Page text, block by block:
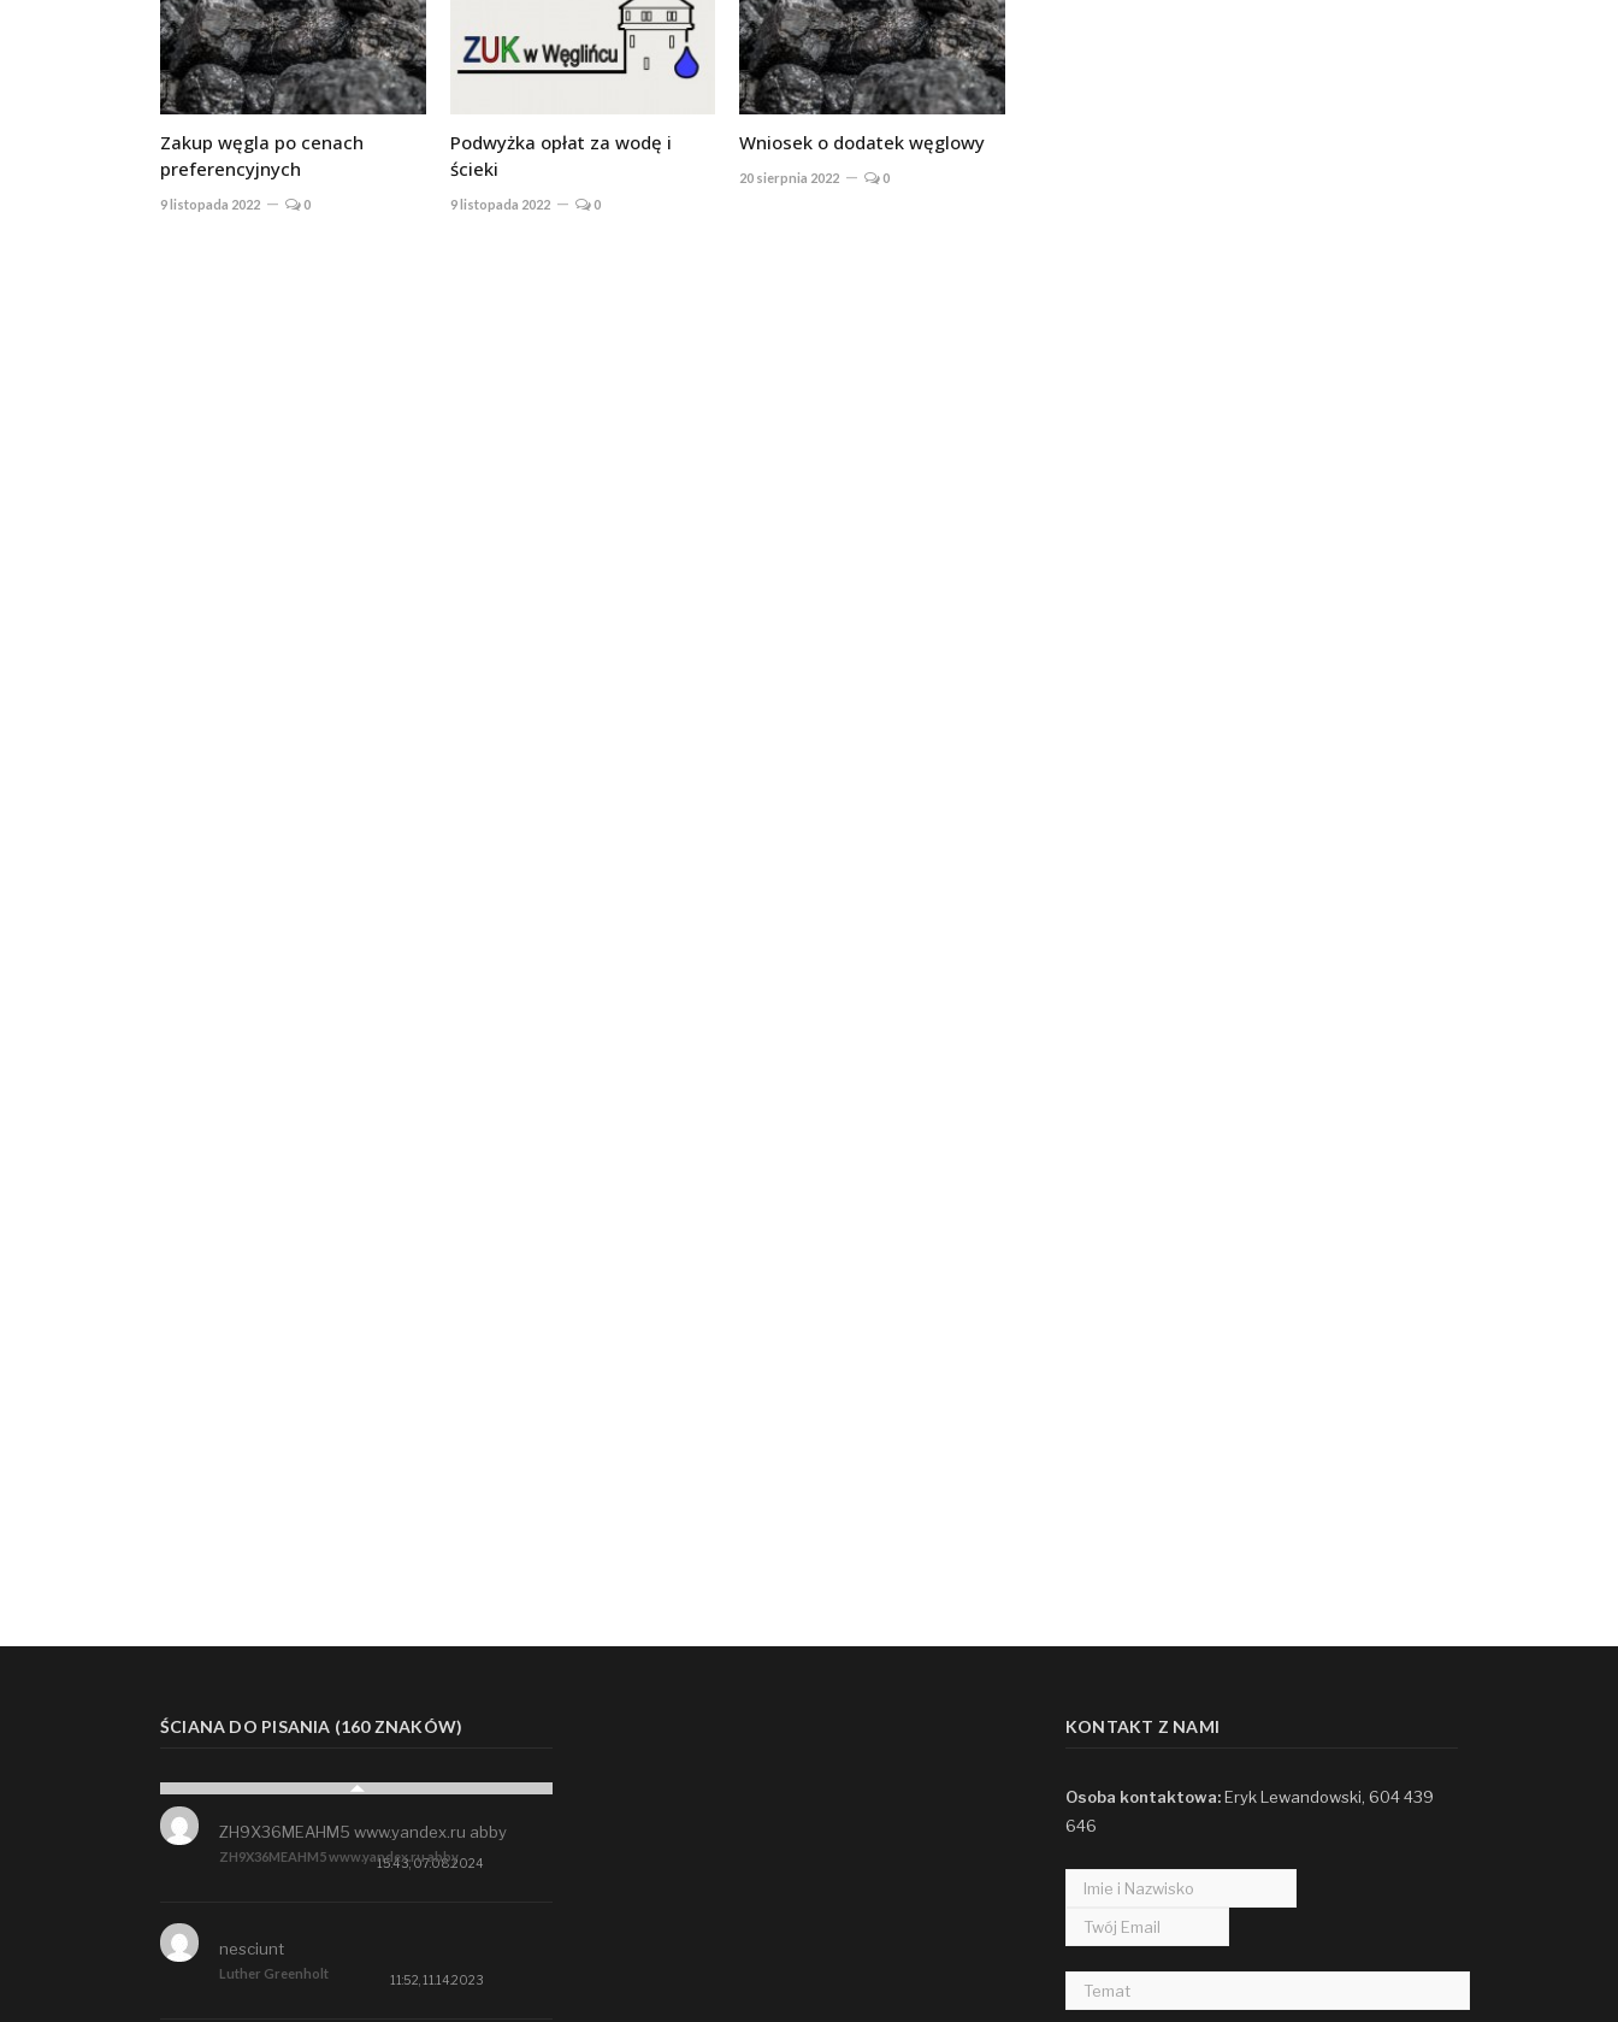
Zakup węgla po cenach
preferencyjnych
9 listopada 2022 0
Podwyżka opłat za wodę i
ścieki
9 listopada 2022 0
Wniosek o dodatek węglowy
20 sierpnia 2022 0
ŚCIANA DO PISANIA (160 ZNAKÓW)
ZH9X36MEAHM5 www.yandex.ru abby
ZH9X36MEAHM5 www.yandex.ru abby
15:43, 07.08.2024
Luther Greenholt
nesciunt
11:52, 11.14.2023
KONTAKT Z NAMI
Osoba kontaktowa:Eryk Lewandowski, 604 439
646